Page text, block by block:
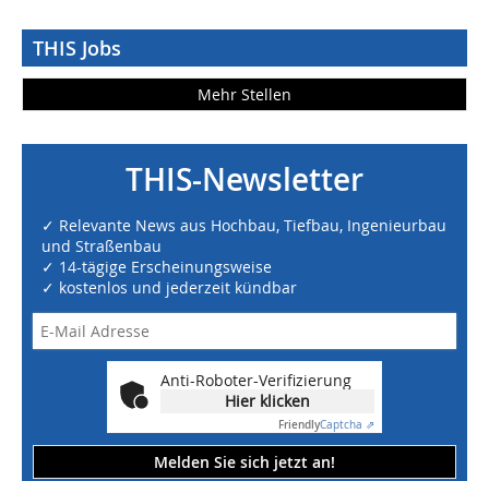
THIS Jobs
Mehr Stellen
THIS-Newsletter
✓ Relevante News aus Hochbau, Tiefbau, Ingenieurbau
und Straßenbau
✓ 14-tägige Erscheinungsweise
✓ kostenlos und jederzeit kündbar
Anti-Roboter-Verifizierung
Hier klicken
FriendlyCaptcha ⇗
Melden Sie sich jetzt an!